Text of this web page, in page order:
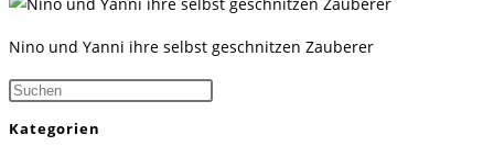
Nino und Yanni ihre selbst geschnitzen Zauberer
Press
Kategorien